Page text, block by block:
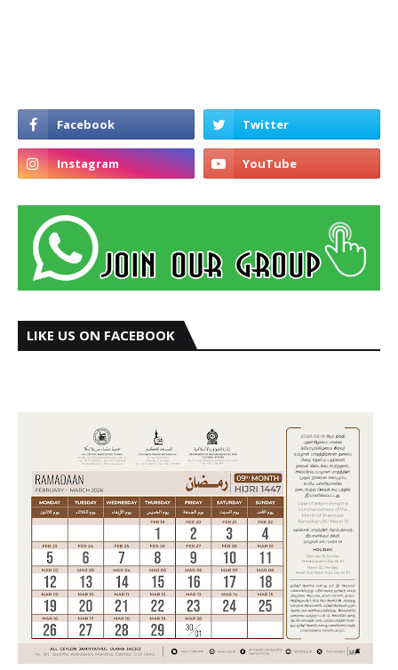
LIKE US ON FACEBOOK